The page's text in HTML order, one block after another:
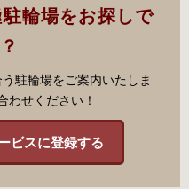
輪場をお探しで
駐輪場をご案内いたしま
わせください！
ビスに登録する